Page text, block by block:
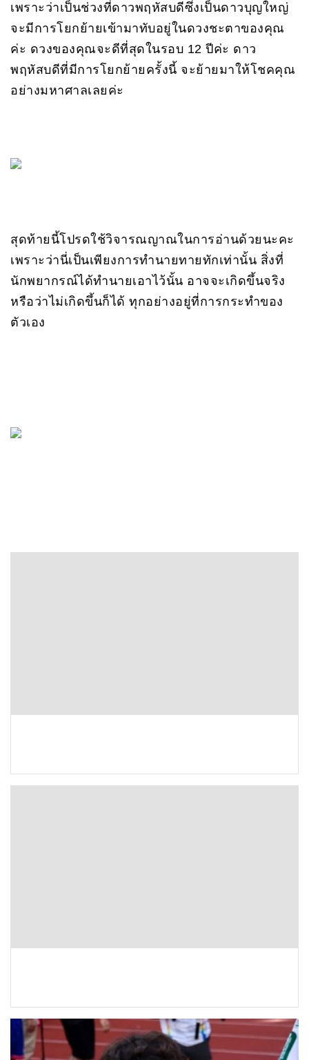
เพราะว่าเป็นช่วงที่ดาวพฤหัสบดีซึ่งเป็นดาวบุญใหญ่
จะมีการโยกย้ายเข้ามาทับอยู่ในดวงชะตาของคุณ
ค่ะ ดวงของคุณจะดีที่สุดในรอบ 12 ปีค่ะ ดาว
พฤหัสบดีที่มีการโยกย้ายครั้งนี้ จะย้ายมาให้โชคคุณ
อย่างมหาศาลเลยค่ะ
สุดท้ายนี้โปรดใช้วิจารณญาณในการอ่านด้วยนะคะ
เพราะว่านี่เป็นเพียงการทำนายทายทักเท่านั้น สิ่งที่
นักพยากรณ์ได้ทำนายเอาไว้นั้น อาจจะเกิดขึ้นจริง
หรือว่าไม่เกิดขึ้นก็ได้ ทุกอย่างอยู่ที่การกระทำของ
ตัวเอง